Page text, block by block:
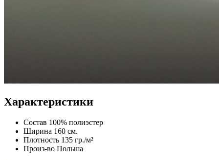
Характеристики
Состав 100% полиэстер
Ширина 160 см.
Плотность 135 гр./м²
Произ-во Польша